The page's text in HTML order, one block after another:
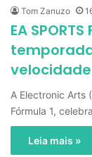
Tom Zanuzo
EA
velocidade
A Electronic Arts
Fórmula 1,
Leia mais »